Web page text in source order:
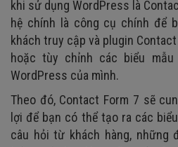
khi sử dụng WordPress là
hệ chính là công cụ chính để
khách truy cập và plugin
hoặc tùy chỉnh các biểu
WordPress của mình.
Theo đó, Contact Form 7 sẽ
lợi để bạn có thể tạo ra các
câu hỏi từ khách hàng, những